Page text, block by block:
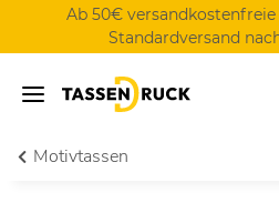
Ab 50€
Standardversand
Motivtassen